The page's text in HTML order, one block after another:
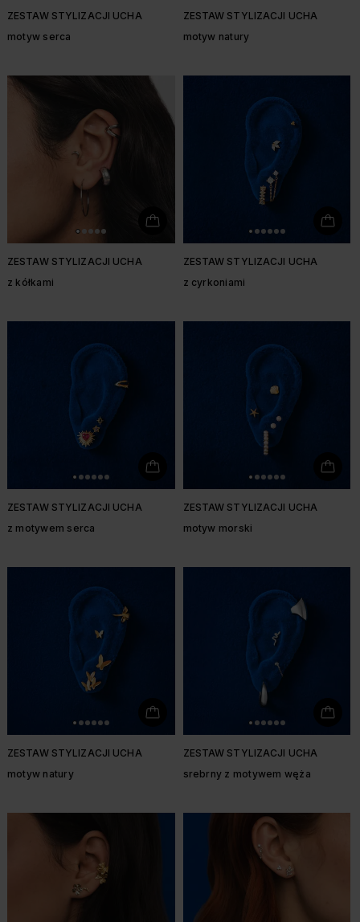
ZESTAW STYLIZACJI UCHA
motyw serca
ZESTAW STYLIZACJI UCHA
motyw natury
ZESTAW STYLIZACJI UCHA
z kółkami
ZESTAW STYLIZACJI UCHA
z cyrkoniami
ZESTAW STYLIZACJI UCHA
z motywem serca
ZESTAW STYLIZACJI UCHA
motyw morski
ZESTAW STYLIZACJI UCHA
motyw natury
ZESTAW STYLIZACJI UCHA
srebrny z motywem węża